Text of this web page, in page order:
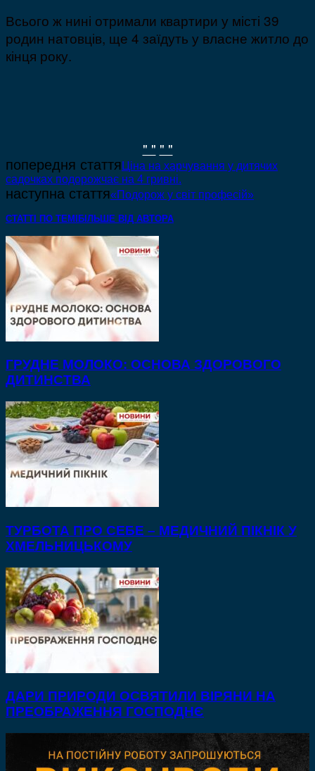
Всього ж нині отримали квартири у місті 39
родин натовців, ще 4 заїдуть у власне житло до
кінця року.
" " " "
попередня стаття Ціна на харчування у дитячих
садочках подорожчає на 4 гривні.
наступна стаття«Подорож у світ професій»
СТАТТІ ПО ТЕМІ БІЛЬШЕ ВІД АВТОРА
ГРУДНЕ МОЛОКО: ОСНОВА ЗДОРОВОГО
ДИТИНСТВА
ТУРБОТА ПРО СЕБЕ – МЕДИЧНИЙ ПІКНІК У
ХМЕЛЬНИЦЬКОМУ
ДАРИ ПРИРОДИ ОСВЯТИЛИ ВІРЯНИ НА
ПРЕОБРАЖЕННЯ ГОСПОДНЄ